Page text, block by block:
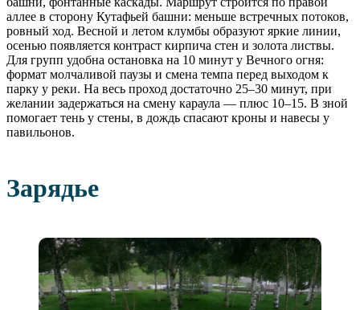
аллее в сторону Кутафьей башни: меньше встречных потоков,
ровный ход. Весной и летом клумбы образуют яркие линии,
осенью появляется контраст кирпича стен и золота листвы.
Для групп удобна остановка на 10 минут у Вечного огня:
формат молчаливой паузы и смена темпа перед выходом к
парку у реки. На весь проход достаточно 25–30 минут, при
желании задержаться на смену караула — плюс 10–15. В зной
помогает тень у стены, в дождь спасают кроны и навесы у
павильонов.
Зарядье